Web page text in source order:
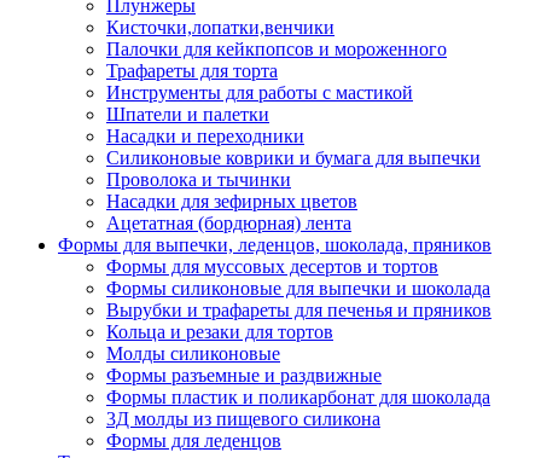
Плунжеры
Кисточки,лопатки,венчики
Палочки для кейкпопсов и мороженного
Трафареты для торта
Инструменты для работы с мастикой
Шпатели и палетки
Насадки и переходники
Силиконовые коврики и бумага для выпечки
Проволока и тычинки
Насадки для зефирных цветов
Ацетатная (бордюрная) лента
Формы для выпечки, леденцов, шоколада, пряников
Формы для муссовых десертов и тортов
Формы силиконовые для выпечки и шоколада
Вырубки и трафареты для печенья и пряников
Кольца и резаки для тортов
Молды силиконовые
Формы разъемные и раздвижные
Формы пластик и поликарбонат для шоколада
3Д молды из пищевого силикона
Формы для леденцов